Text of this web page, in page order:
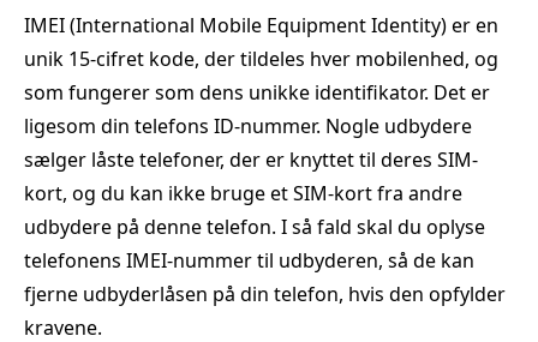
IMEI (International Mobile Equipment Identity) er en
unik 15-cifret kode, der tildeles hver mobilenhed, og
som fungerer som dens unikke identifikator. Det er
ligesom din telefons ID-nummer. Nogle udbydere
sælger låste telefoner, der er knyttet til deres SIM-
kort, og du kan ikke bruge et SIM-kort fra andre
udbydere på denne telefon. I så fald skal du oplyse
telefonens IMEI-nummer til udbyderen, så de kan
fjerne udbyderlåsen på din telefon, hvis den opfylder
kravene.